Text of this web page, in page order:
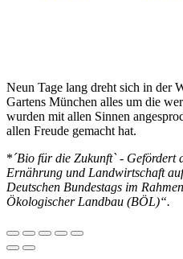
Neun Tage lang dreht sich in der
Gartens München alles um die
wurden mit allen Sinnen
allen Freude gemacht hat.
*´Bio für die Zukunft` - Gefördert
Ernährung und Landwirtschaft
Deutschen Bundestags im
Ökologischer Landbau (BÖL)“.